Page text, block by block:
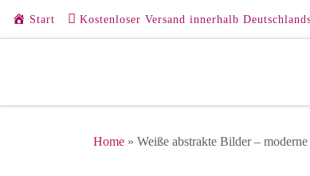
Zum Inhalt springen
Start Kostenloser Versand innerhalb Deutschlands
Home » Weiße abstrakte Bilder –